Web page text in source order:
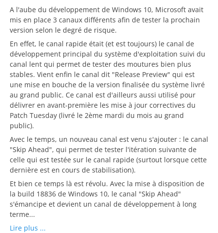
A l'aube du développement de Windows 10, Microsoft avait
mis en place 3 canaux différents afin de tester la prochain
version selon le degré de risque.
En effet, le canal rapide était (et est toujours) le canal de
développement principal du système d'exploitation suivi du
canal lent qui permet de tester des moutures bien plus
stables. Vient enfin le canal dit "Release Preview" qui est
une mise en bouche de la version finalisée du système livré
au grand public. Ce canal est d'ailleurs aussi utilisé pour
délivrer en avant-première les mise à jour correctives du
Patch Tuesday (livré le 2ème mardi du mois au grand
public).
Avec le temps, un nouveau canal est venu s'ajouter : le canal
"Skip Ahead", qui permet de tester l'itération suivante de
celle qui est testée sur le canal rapide (surtout lorsque cette
dernière est en cours de stabilisation).
Et bien ce temps là est révolu. Avec la mise à disposition de
la build 18836 de Windows 10, le canal "Skip Ahead"
s'émancipe et devient un canal de développement à long
terme...
Lire plus ...